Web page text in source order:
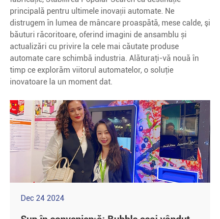
principală pentru ultimele inovații automate. Ne
distrugem în lumea de mâncare proaspătă, mese calde, şi
băuturi răcoritoare, oferind imagini de ansamblu și
actualizări cu privire la cele mai căutate produse
automate care schimbă industria. Alăturaţi-vă nouă în
timp ce explorăm viitorul automatelor, o soluţie
inovatoare la un moment dat.
Dec 24 2024